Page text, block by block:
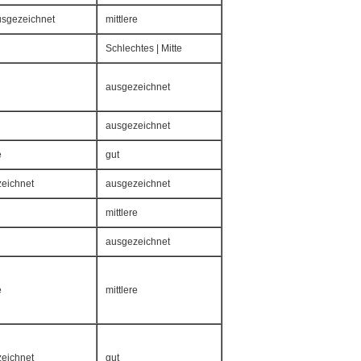
mittlere
Schlechtes | Mitte
ausgezeichnet
ausgezeichnet
gut
ausgezeichnet
mittlere
ausgezeichnet
mittlere
gut